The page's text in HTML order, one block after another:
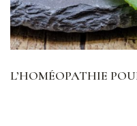
L’HOMÉOPATHIE